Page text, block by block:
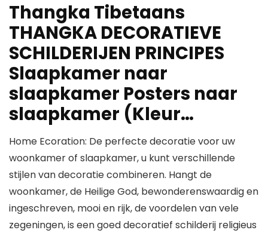
Thangka Tibetaans
THANGKA DECORATIEVE
SCHILDERIJEN PRINCIPES
Slaapkamer naar
slaapkamer Posters naar
slaapkamer (Kleur…
Home Ecoration: De perfecte decoratie voor uw
woonkamer of slaapkamer, u kunt verschillende
stijlen van decoratie combineren. Hangt de
woonkamer, de Heilige God, bewonderenswaardig en
ingeschreven, mooi en rijk, de voordelen van vele
zegeningen, is een goed decoratief schilderij religieus